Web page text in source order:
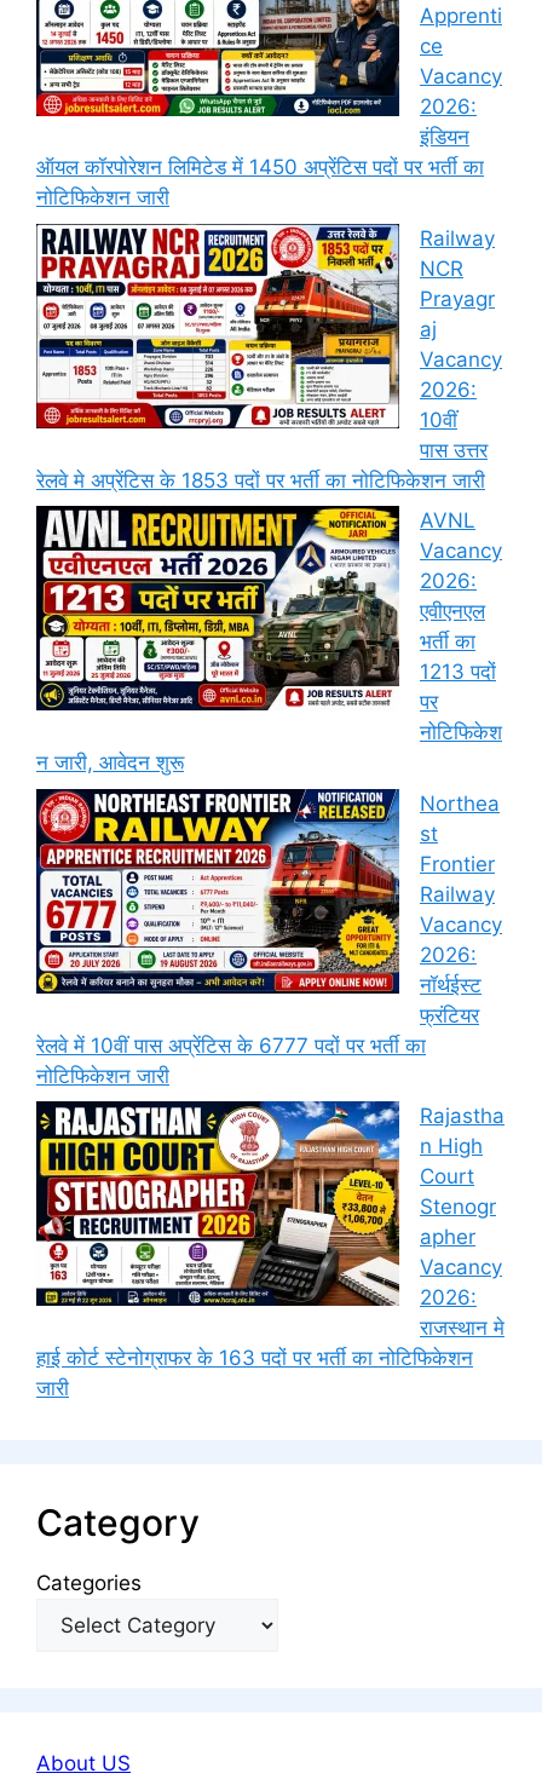
Apprenti
ce
Vacancy
2026:
इंडियन
ऑयल कॉरपोरेशन लिमिटेड में 1450 अप्रेंटिस पदों पर भर्ती का
नोटिफिकेशन जारी
Railway
NCR
Prayagr
aj
Vacancy
2026:
10वीं
पास उत्तर
रेलवे मे अप्रेंटिस के 1853 पदों पर भर्ती का नोटिफिकेशन जारी
AVNL
Vacancy
2026:
एवीएनएल
भर्ती का
1213 पदों
पर
नोटिफिकेश
न जारी, आवेदन शुरू
Northea
st
Frontier
Railway
Vacancy
2026:
नॉर्थईस्ट
फ्रंटियर
रेलवे में 10वीं पास अप्रेंटिस के 6777 पदों पर भर्ती का
नोटिफिकेशन जारी
Rajastha
n High
Court
Stenogr
apher
Vacancy
2026:
राजस्थान मे
हाई कोर्ट स्टेनोग्राफर के 163 पदों पर भर्ती का नोटिफिकेशन
जारी
Category
Categories
About US